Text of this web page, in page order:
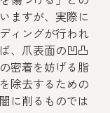
ますが、実際に
ィングが行われ
、爪表面の凹凸
密着を妨げる脂
除去するための
に削るものでは